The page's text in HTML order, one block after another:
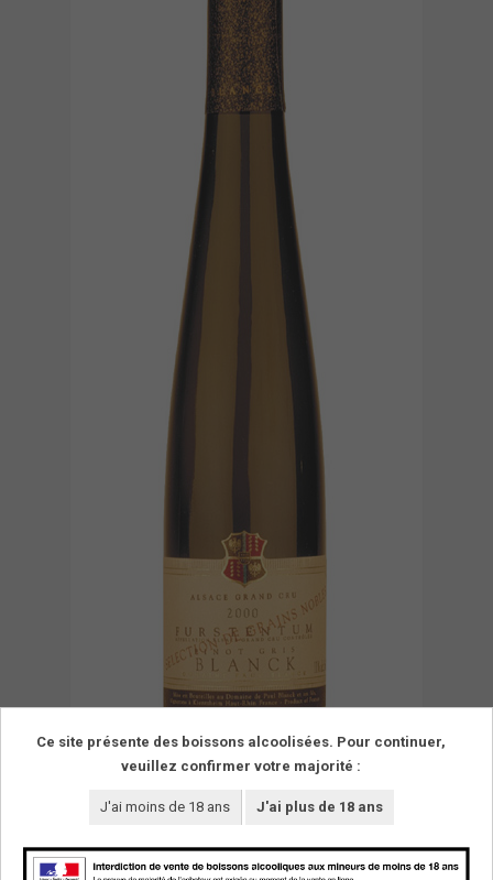
Ce site présente des boissons alcoolisées. Pour continuer,
veuillez confirmer votre majorité :
J'ai moins de 18 ans J'ai plus de 18 ans